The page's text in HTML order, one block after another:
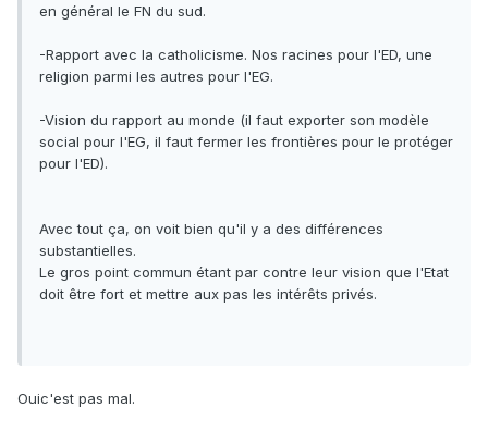
en général le FN du sud.
-Rapport avec la catholicisme. Nos racines pour l'ED, une
religion parmi les autres pour l'EG.
-Vision du rapport au monde (il faut exporter son modèle
social pour l'EG, il faut fermer les frontières pour le protéger
pour l'ED).
Avec tout ça, on voit bien qu'il y a des différences
substantielles.
Le gros point commun étant par contre leur vision que l'Etat
doit être fort et mettre aux pas les intérêts privés.
Ouic'est pas mal.